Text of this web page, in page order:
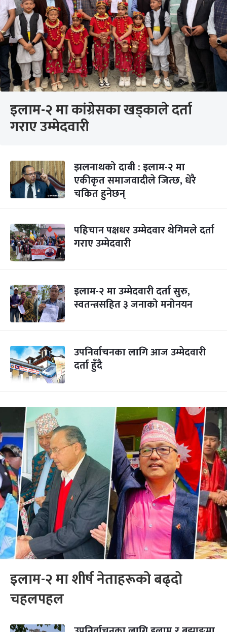
इलाम-२ मा कांग्रेसका खड्काले दर्ता
गराए उम्मेदवारी
झलनाथको दाबी : इलाम-२ मा
एकीकृत समाजवादीले जित्छ, धेरै
चकित हुनेछन्
पहिचान पक्षधर उम्मेदवार थेगिमले दर्ता
गराए उम्मेदवारी
इलाम-२ मा उम्मेदवारी दर्ता सुरु,
स्वतन्त्रसहित ३ जनाको मनोनयन
उपनिर्वाचनका लागि आज उम्मेदवारी
दर्ता हुँदै
इलाम-२ मा शीर्ष नेताहरूको बढ्दो
चहलपहल